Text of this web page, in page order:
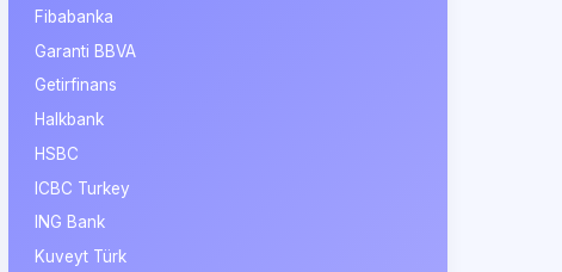
Fibabanka
Garanti BBVA
Getirfinans
Halkbank
HSBC
ICBC Turkey
ING Bank
Kuveyt Türk